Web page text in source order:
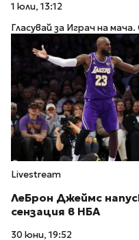
1 юли, 13:12
Гласувай за Играч на
Livestream
ЛеБрон Джеймс
сензация в НБА
30 юни, 19:52